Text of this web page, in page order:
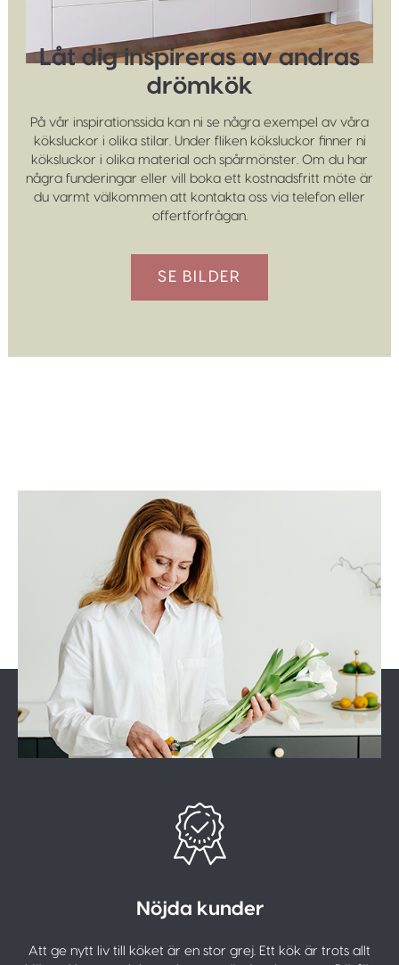
Låt dig inspireras av andras
drömkök
På vår inspirationssida kan ni se några exempel av våra
köksluckor i olika stilar. Under fliken köksluckor finner ni
köksluckor i olika material och spårmönster. Om du har
några funderingar eller vill boka ett kostnadsfritt möte är
du varmt välkommen att kontakta oss via telefon eller
offertförfrågan.
SE BILDER
Nöjda kunder
Att ge nytt liv till köket är en stor grej. Ett kök är trots allt